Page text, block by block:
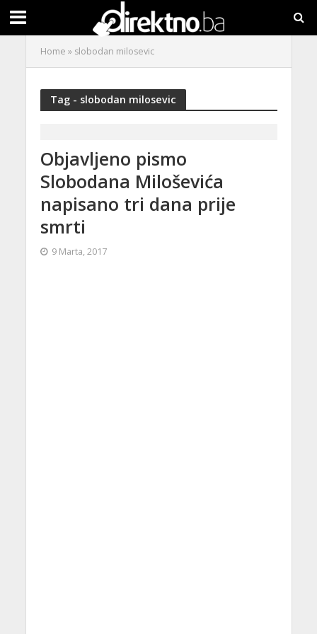
Home » slobodan milosevic
Tag - slobodan milosevic
Objavljeno pismo
Slobodana Miloševića
napisano tri dana prije
smrti
9 Marta, 2017